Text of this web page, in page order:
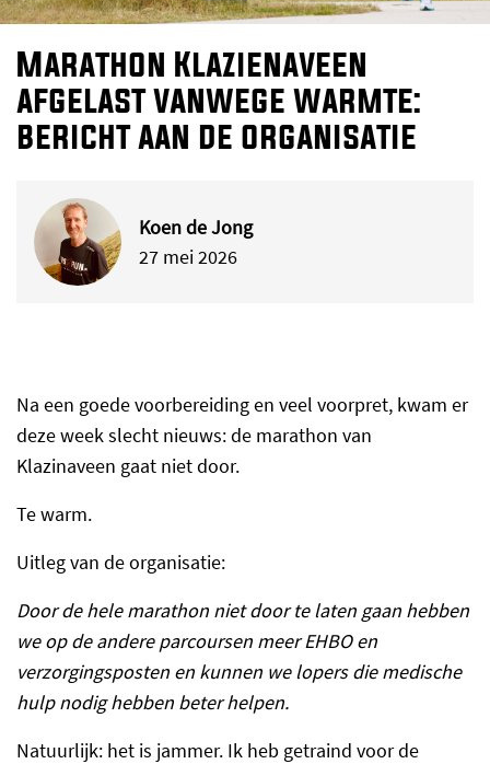
Marathon Klazienaveen
afgelast vanwege warmte:
bericht aan de organisatie
Koen de Jong
27 mei 2026
Na een goede voorbereiding en veel voorpret, kwam er
deze week slecht nieuws: de marathon van
Klazinaveen gaat niet door.
Te warm.
Uitleg van de organisatie:
Door de hele marathon niet door te laten gaan hebben
we op de andere parcoursen meer EHBO en
verzorgingsposten en kunnen we lopers die medische
hulp nodig hebben beter helpen.
Natuurlijk: het is jammer. Ik heb getraind voor de